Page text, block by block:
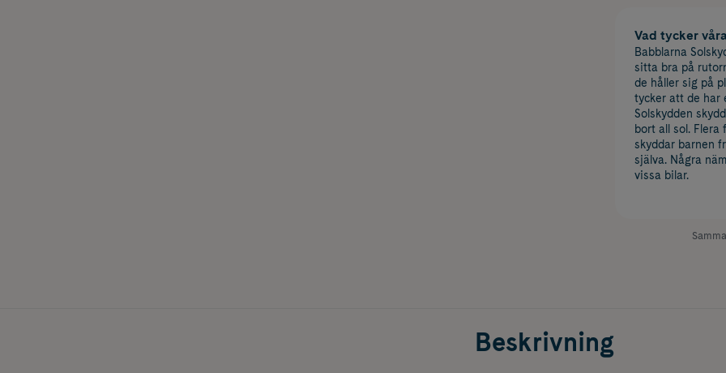
Vad tycker
Babblarna
sitta bra på
de håller sig på
tycker att de har
Solskydden
bort all sol.
skyddar barnen
själva. Några
vissa bilar.
Beskrivning